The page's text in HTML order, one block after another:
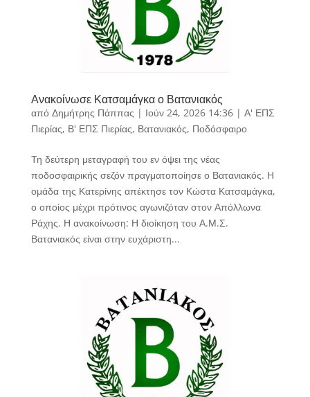
Ανακοίνωσε Κατσαμάγκα ο Βατανιακός
από Δημήτρης Πάππας | Ιούν 24, 2026 14:36| Α' ΕΠΣ
Πιερίας, Β' ΕΠΣ Πιερίας, Βατανιακός, Ποδόσφαιρο
Τη δεύτερη μεταγραφή του εν όψει της νέας
ποδοσφαιρικής σεζόν πραγματοποίησε ο Βατανιακός. Η
ομάδα της Κατερίνης απέκτησε τον Κώστα Κατσαμάγκα,
ο οποίος μέχρι πρότινος αγωνιζόταν στον Απόλλωνα
Ράχης. Η ανακοίνωση: Η διοίκηση του Α.Μ.Σ.
Βατανιακός είναι στην ευχάριστη...